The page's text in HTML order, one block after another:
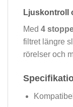
Ljuskontroll
Med 4
filtret längre
rörelser och